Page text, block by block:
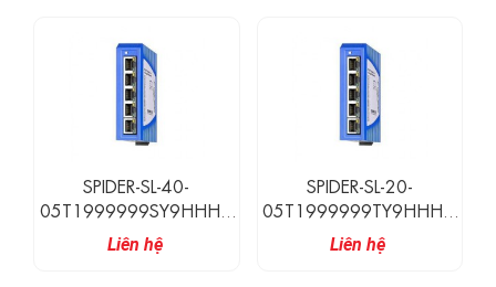
SPIDER-SL-40-
05T1999999SY9HHHH
Hirschmann Switch Công
Nghiệp Không Quản Lý 5
Liên hệ
SPIDER-SL-20-
05T1999999TY9HHHH
Hirschmann Switch Công
Nghiệp Không Quản Lý 5
Liên hệ